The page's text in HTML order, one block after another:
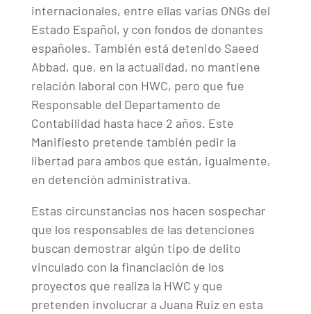
internacionales, entre ellas varias ONGs del
Estado Español, y con fondos de donantes
españoles. También está detenido Saeed
Abbad, que, en la actualidad, no mantiene
relación laboral con HWC, pero que fue
Responsable del Departamento de
Contabilidad hasta hace 2 años. Este
Manifiesto pretende también pedir la
libertad para ambos que están, igualmente,
en detención administrativa.
Estas circunstancias nos hacen sospechar
que los responsables de las detenciones
buscan demostrar algún tipo de delito
vinculado con la financiación de los
proyectos que realiza la HWC y que
pretenden involucrar a Juana Ruiz en esta